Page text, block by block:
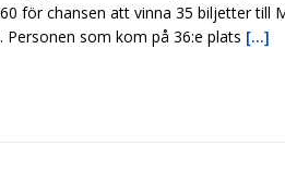
för chansen att vinna 35 biljetter till
Personen som kom på 36:e plats [...]